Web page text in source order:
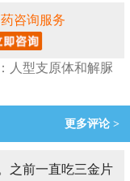
咨询服务
人型支原体和解脲
更多评论 >
之前一直吃三金片